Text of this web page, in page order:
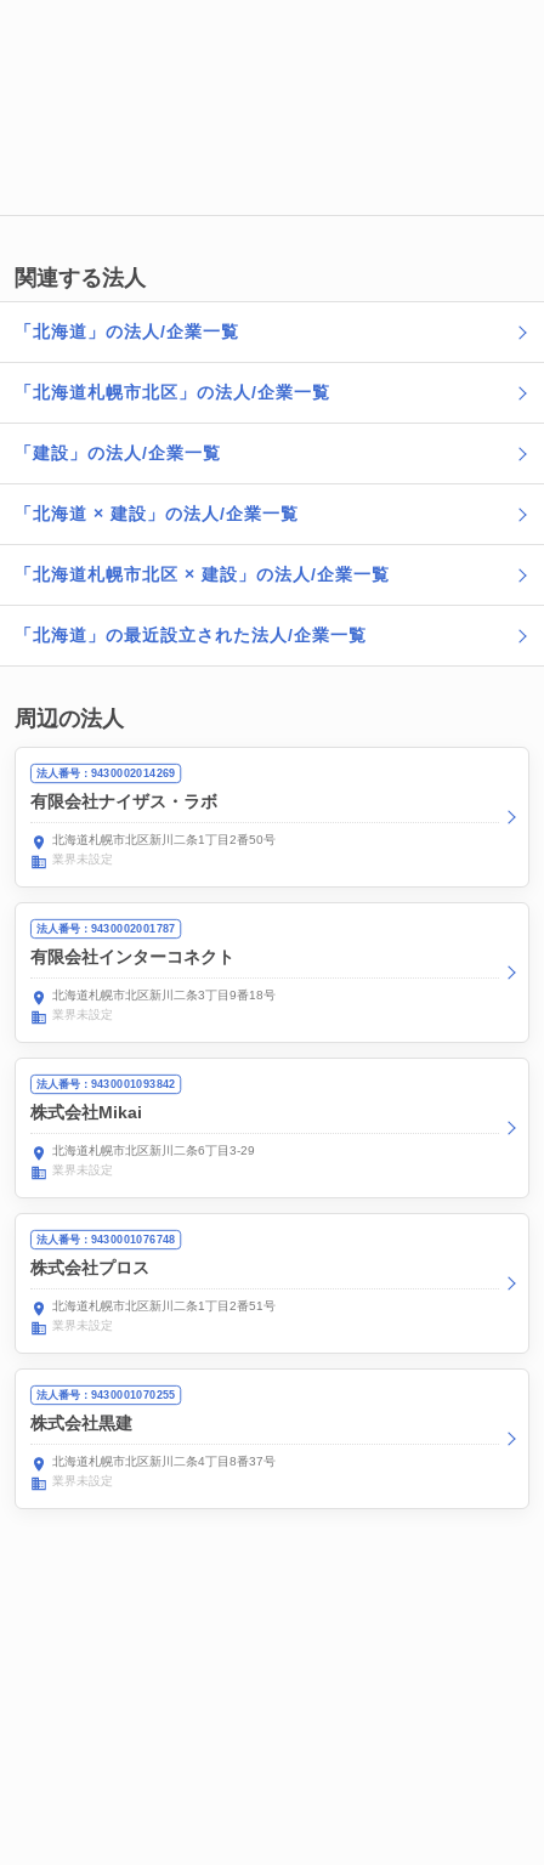
関連する法人
「北海道」の法人/企業一覧
「北海道札幌市北区」の法人/企業一覧
「建設」の法人/企業一覧
「北海道 × 建設」の法人/企業一覧
「北海道札幌市北区 × 建設」の法人/企業一覧
「北海道」の最近設立された法人/企業一覧
周辺の法人
法人番号：9430002014269
有限会社ナイザス・ラボ
北海道札幌市北区新川二条1丁目2番50号
業界未設定
法人番号：9430002001787
有限会社インターコネクト
北海道札幌市北区新川二条3丁目9番18号
業界未設定
法人番号：9430001093842
株式会社Mikai
北海道札幌市北区新川二条6丁目3-29
業界未設定
法人番号：9430001076748
株式会社プロス
北海道札幌市北区新川二条1丁目2番51号
業界未設定
法人番号：9430001070255
株式会社黒建
北海道札幌市北区新川二条4丁目8番37号
業界未設定